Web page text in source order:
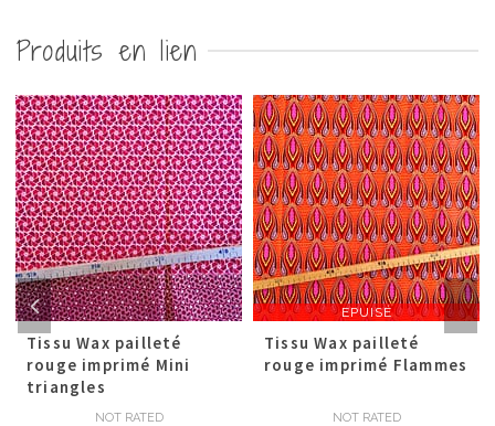
Produits en lien
Tissu Wax pailleté
rouge imprimé Mini
triangles
NOT RATED
EPUISÉ
Tissu Wax pailleté
rouge imprimé Flammes
NOT RATED